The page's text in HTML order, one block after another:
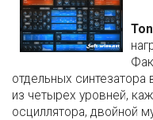
отдельных синтезатора
из четырех уровней,
осциллятора, двойной